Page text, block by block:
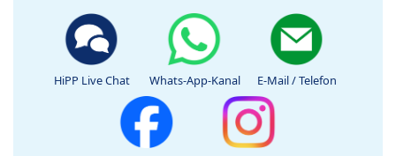
HiPP Live Chat Whats-App-Kanal E-Mail / Telefon